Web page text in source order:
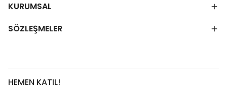
KURUMSAL
SÖZLEŞMELER
HEMEN KATIL!